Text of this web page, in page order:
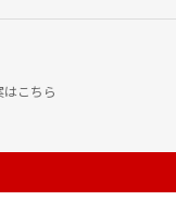
こちら